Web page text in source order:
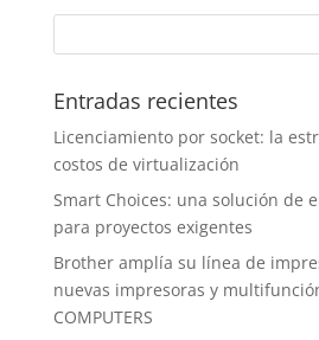
Entradas recientes
Licenciamiento por socket: la
costos de virtualización
Smart Choices: una solución de
para proyectos exigentes
Brother amplía su línea de
nuevas impresoras y
COMPUTERS